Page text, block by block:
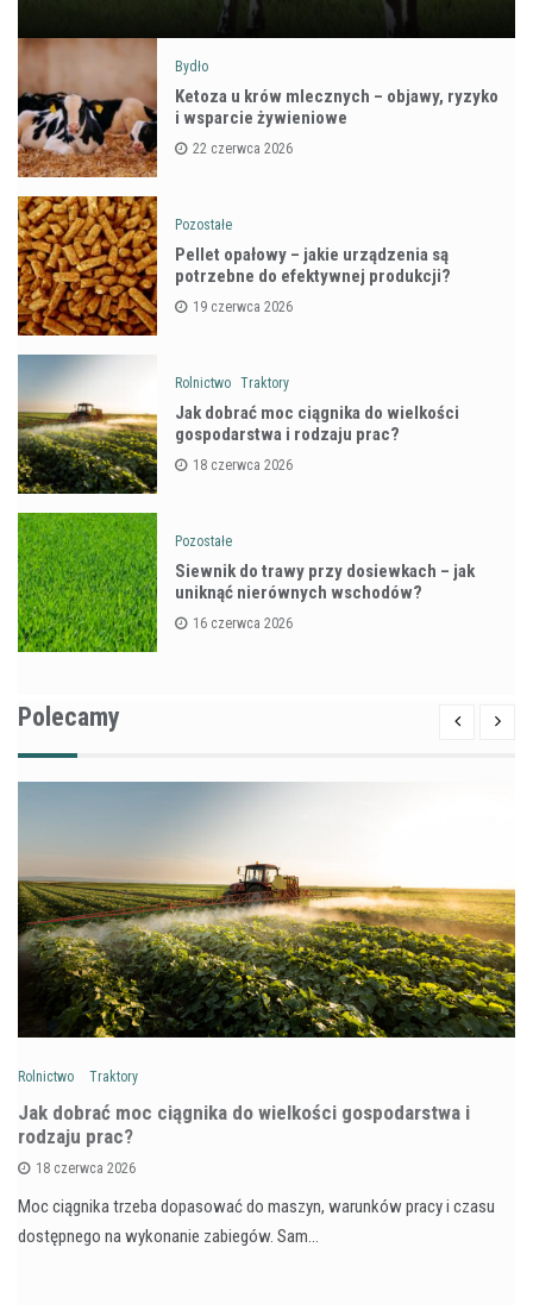
Bydło
Ketoza u krów mlecznych – objawy, ryzyko
i wsparcie żywieniowe
22 czerwca 2026
Pozostałe
Pellet opałowy – jakie urządzenia są
potrzebne do efektywnej produkcji?
19 czerwca 2026
Rolnictwo Traktory
Jak dobrać moc ciągnika do wielkości
gospodarstwa i rodzaju prac?
18 czerwca 2026
Pozostałe
Siewnik do trawy przy dosiewkach – jak
uniknąć nierównych wschodów?
16 czerwca 2026
Polecamy
Rolnictwo Traktory
Jak dobrać moc ciągnika do wielkości gospodarstwa i
rodzaju prac?
18 czerwca 2026
Moc ciągnika trzeba dopasować do maszyn, warunków pracy i czasu
dostępnego na wykonanie zabiegów. Sam…